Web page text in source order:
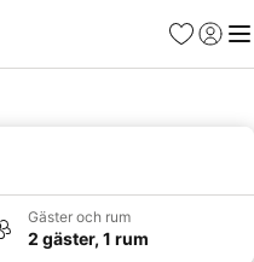
Favoriter
Logga
Gäster och rum
2 gäster, 1 rum